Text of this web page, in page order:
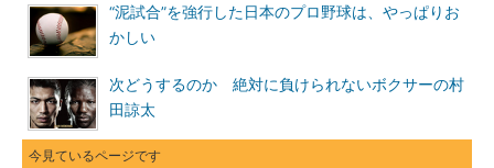
“泥試合”を強行した日本のプロ野球は、やっぱりお
かしい
次どうするのか 絶対に負けられないボクサーの村
田諒太